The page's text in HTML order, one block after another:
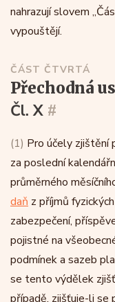
nahrazují slovem
vypouštějí.
ČÁST ČTVRTÁ
přechodná
Čl. X #
(1) Pro účely zjištění
za poslední
průměrného
daň z příjmů
zabezpečení,
pojistné na
podmínek a sazeb
se tento výdělek
případě, zjišťuje-li se